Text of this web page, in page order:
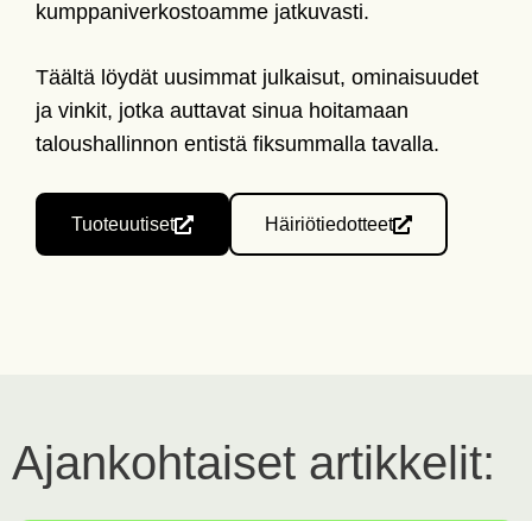
kumppaniverkostoamme jatkuvasti.
Täältä löydät uusimmat julkaisut, ominaisuudet
ja vinkit, jotka auttavat sinua hoitamaan
taloushallinnon entistä fiksummalla tavalla.
Tuoteuutiset Häiriötiedotteet
Ajankohtaiset artikkelit: